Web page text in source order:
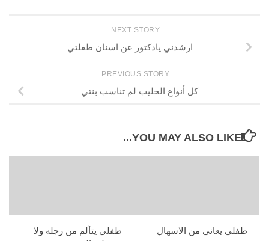
NEXT STORY
ارشدني يادكتور عن اسنان طفلتي
PREVIOUS STORY
كل أنواع الحليب لم تناسب بنتي
YOU MAY ALSO LIKE...
طفلي يتألم من رجله ولا
طفلي يعاني من الاسهال